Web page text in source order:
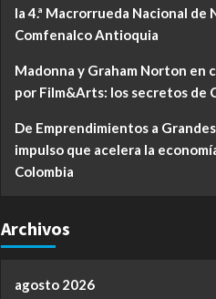
la 4.ª Macrorrueda Nacional de
Comfenalco Antioquia
Madonna y Graham Norton en
por Film&Arts: los secretos de
De Emprendimientos a
impulso que acelera la
Colombia
Archivos
agosto 2026